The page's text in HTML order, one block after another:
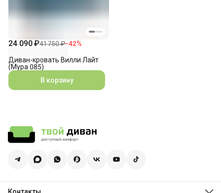
24 090 ₽41 750 ₽−42%
Диван-кровать Вилли Лайт
(Мура 085)
В корзину